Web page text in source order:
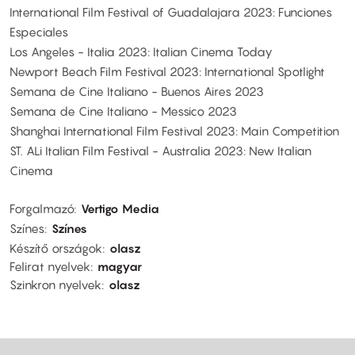
International Film Festival of Guadalajara 2023: Funciones
Especiales
Los Angeles - Italia 2023: Italian Cinema Today
Newport Beach Film Festival 2023: International Spotlight
Semana de Cine Italiano - Buenos Aires 2023
Semana de Cine Italiano - Messico 2023
Shanghai International Film Festival 2023: Main Competition
ST. ALi Italian Film Festival - Australia 2023: New Italian
Cinema
Forgalmazó Vertigo Media
Színes Színes
Készítő országok
olasz
Felirat nyelvek
magyar
Szinkron nyelvek
olasz